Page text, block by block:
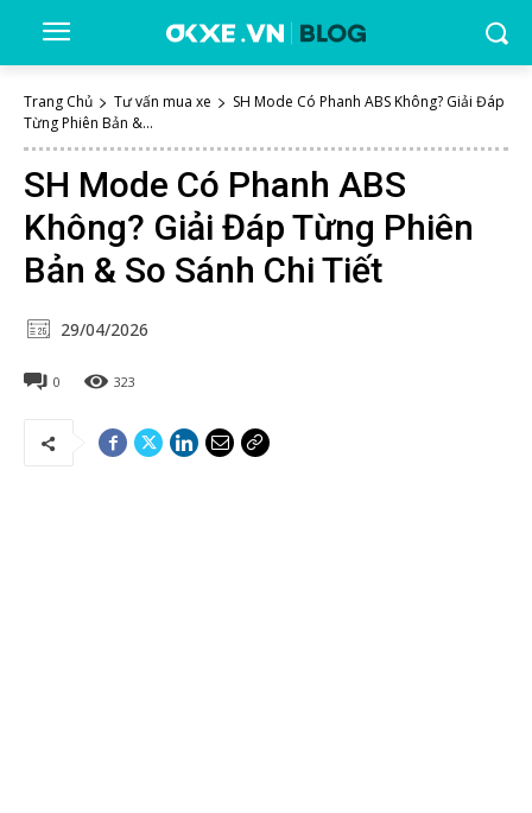
Trang Chủ Tư vấn mua xe
SH Mode Có Phanh ABS Không? Giải Đáp
Từng Phiên Bản &...
SH Mode Có Phanh ABS
Không? Giải Đáp Từng Phiên
Bản & So Sánh Chi Tiết
29/04/2026
0 323